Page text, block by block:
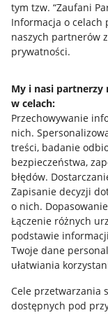
tym tzw. “Zaufani
Informacja o celach
naszych partnerów
prywatności.
My i nasi partnerzy
w celach:
Przechowywanie
nich.
treści, badanie
bezpieczeństwa,
błędów.
Zapisanie decyzji
o nich.
Łączenie różnych
podstawie
Twoje dane
ułatwiania
Cele przetwarzania
dostępnych pod
Przydatne
Jak to działa
Allegro Gadane dla
Allegro Gadane dla
Mapa miejscowości
Informacje
Regulamin
Polityka plików
Ustawienia plików
Udostępnianie